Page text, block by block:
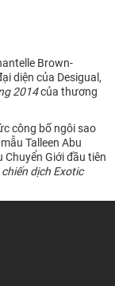
Brown-
diện của Desigual,
2014của thương
công bố ngôi sao
Talleen Abu
Giới đầu tiên
chiến dịch Exotic